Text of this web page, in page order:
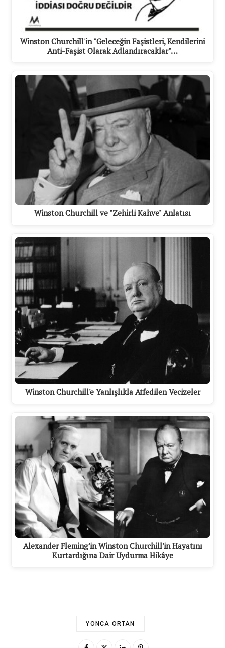
Winston Churchill'in "Geleceğin Faşistleri, Kendilerini
Anti-Faşist Olarak Adlandıracaklar"…
Winston Churchill ve "Zehirli Kahve" Anlatısı
Winston Churchill'e Yanlışlıkla Atfedilen Vecizeler
Alexander Fleming'in Winston Churchill'in Hayatını
Kurtardığına Dair Uydurma Hikâye
YONCA ORTAN